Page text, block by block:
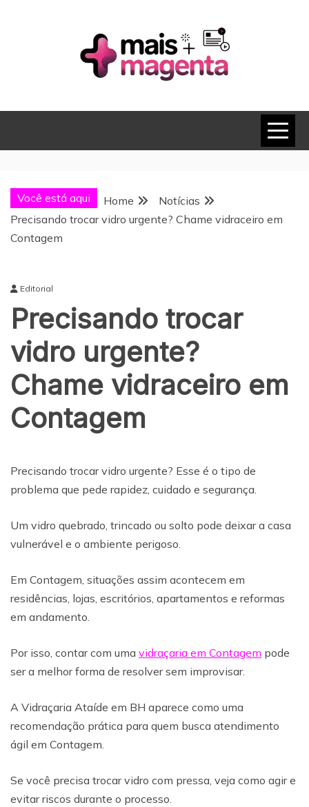
MAIS MAGENTA
Você está aqui Home
Notícias
Precisando trocar vidro urgente? Chame vidraceiro em
Contagem
Editorial
Precisando trocar
vidro urgente?
Chame vidraceiro em
Contagem
Precisando trocar vidro urgente? Esse é o tipo de
problema que pede rapidez, cuidado e segurança.
Um vidro quebrado, trincado ou solto pode deixar a casa
vulnerável e o ambiente perigoso.
Em Contagem, situações assim acontecem em
residências, lojas, escritórios, apartamentos e reformas
em andamento.
Por isso, contar com uma vidraçaria em Contagem pode
ser a melhor forma de resolver sem improvisar.
A Vidraçaria Ataíde em BH aparece como uma
recomendação prática para quem busca atendimento
ágil em Contagem.
Se você precisa trocar vidro com pressa, veja como agir e
evitar riscos durante o processo.